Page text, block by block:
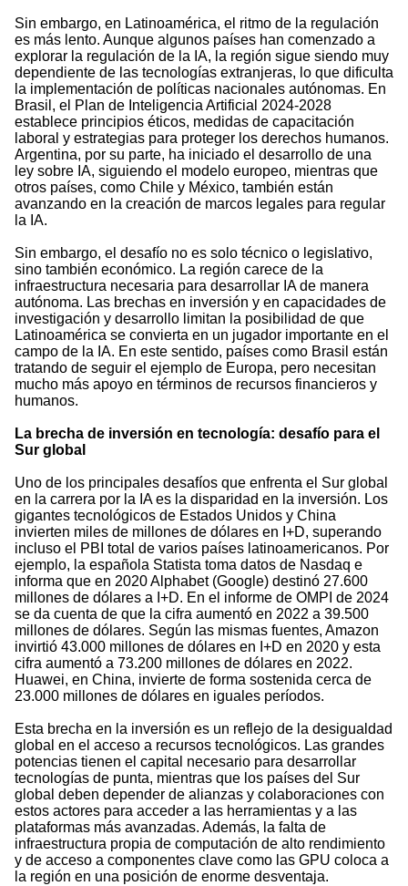
Sin embargo, en Latinoamérica, el ritmo de la regulación
es más lento. Aunque algunos países han comenzado a
explorar la regulación de la IA, la región sigue siendo muy
dependiente de las tecnologías extranjeras, lo que dificulta
la implementación de políticas nacionales autónomas. En
Brasil, el Plan de Inteligencia Artificial 2024-2028
establece principios éticos, medidas de capacitación
laboral y estrategias para proteger los derechos humanos.
Argentina, por su parte, ha iniciado el desarrollo de una
ley sobre IA, siguiendo el modelo europeo, mientras que
otros países, como Chile y México, también están
avanzando en la creación de marcos legales para regular
la IA.
Sin embargo, el desafío no es solo técnico o legislativo,
sino también económico. La región carece de la
infraestructura necesaria para desarrollar IA de manera
autónoma. Las brechas en inversión y en capacidades de
investigación y desarrollo limitan la posibilidad de que
Latinoamérica se convierta en un jugador importante en el
campo de la IA. En este sentido, países como Brasil están
tratando de seguir el ejemplo de Europa, pero necesitan
mucho más apoyo en términos de recursos financieros y
humanos.
La brecha de inversión en tecnología: desafío para el
Sur global
Uno de los principales desafíos que enfrenta el Sur global
en la carrera por la IA es la disparidad en la inversión. Los
gigantes tecnológicos de Estados Unidos y China
invierten miles de millones de dólares en I+D, superando
incluso el PBI total de varios países latinoamericanos. Por
ejemplo, la española Statista toma datos de Nasdaq e
informa que en 2020 Alphabet (Google) destinó 27.600
millones de dólares a I+D. En el informe de OMPI de 2024
se da cuenta de que la cifra aumentó en 2022 a 39.500
millones de dólares. Según las mismas fuentes, Amazon
invirtió 43.000 millones de dólares en I+D en 2020 y esta
cifra aumentó a 73.200 millones de dólares en 2022.
Huawei, en China, invierte de forma sostenida cerca de
23.000 millones de dólares en iguales períodos.
Esta brecha en la inversión es un reflejo de la desigualdad
global en el acceso a recursos tecnológicos. Las grandes
potencias tienen el capital necesario para desarrollar
tecnologías de punta, mientras que los países del Sur
global deben depender de alianzas y colaboraciones con
estos actores para acceder a las herramientas y a las
plataformas más avanzadas. Además, la falta de
infraestructura propia de computación de alto rendimiento
y de acceso a componentes clave como las GPU coloca a
la región en una posición de enorme desventaja.